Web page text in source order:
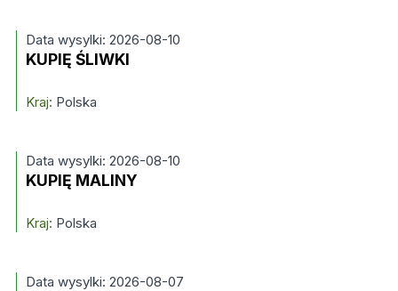
Data wysylki: 2026-08-10
KUPIĘ ŚLIWKI
Kraj: Polska
Data wysylki: 2026-08-10
KUPIĘ MALINY
Kraj: Polska
Data wysylki: 2026-08-07